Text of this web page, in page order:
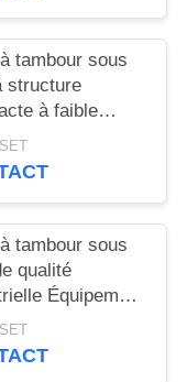
tambour sous
structure
à faible
et en acier
tambour sous
qualité
Équipement
de
à grande